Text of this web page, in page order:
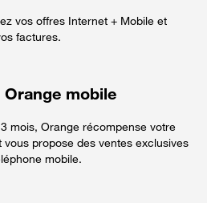
vos offres Internet + Mobile et
factures.
mobile
mois, Orange récompense votre
vous propose des ventes exclusives
mobile.